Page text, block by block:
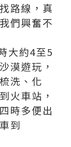
路線，真
們興奮不
大約4至5
漠遊玩，
洗、化
火車站，
時多便出
到